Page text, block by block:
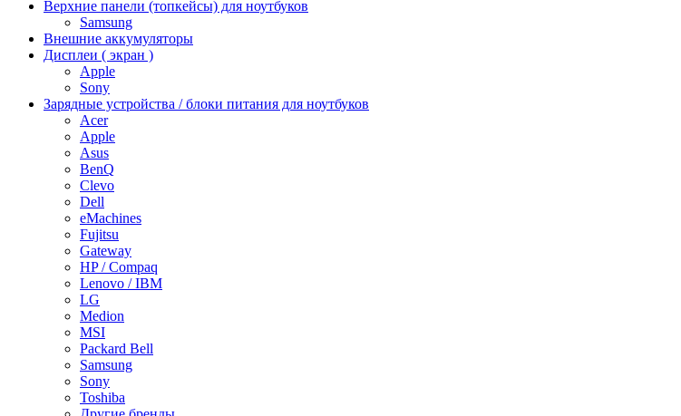
Верхние панели (топкейсы) для ноутбуков
Samsung
Внешние аккумуляторы
Дисплеи ( экран )
Apple
Sony
Зарядные устройства / блоки питания для ноутбуков
Acer
Apple
Asus
BenQ
Clevo
Dell
eMachines
Fujitsu
Gateway
HP / Compaq
Lenovo / IBM
LG
Medion
MSI
Packard Bell
Samsung
Sony
Toshiba